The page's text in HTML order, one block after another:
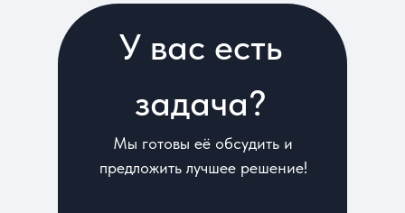
У вас есть
задача?
Мы готовы её обсудить и
предложить лучшее решение!